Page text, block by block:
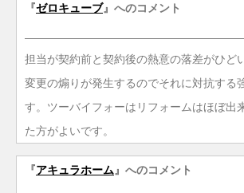
『ゼロキューブ』へのコメント
担当が契約前と契約後の熱意の落差がひど
変更の煽りが発生するのでそれに対抗する
す。ツーバイフォーはリフォームはほぼ出
た方がよいです。
『アキュラホーム 』へのコメント